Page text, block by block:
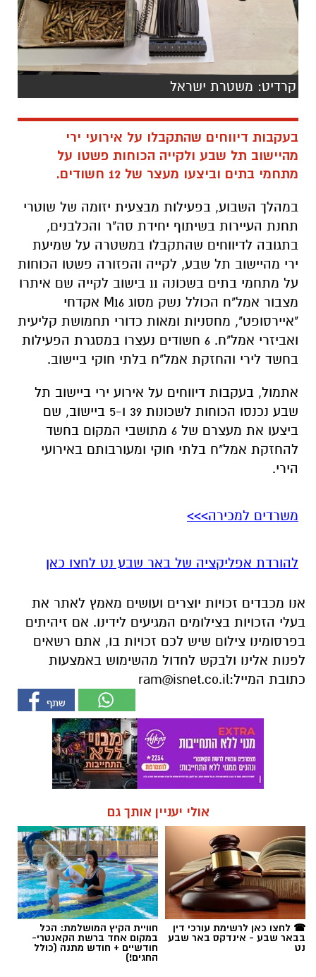
קרדיט: משטרת ישראל
בעקבות דיווחים שהתקבלו על אירועי ירי
מהיישוב תל שבע ולקייה הכוחות פשטו על
מתחמי בתים וביצעו מעצר של 12 חשודים.
במהלך השבוע, בפעילות מבצעית יזומה של שוטרי
תחנת העיירות בשיתוף יחידת סה"ר והכלבנים,
בתגובה לדיווחים שהתקבלו במשטרה על שמיעת
על מתחמי בתים בשכונה 11 בישוב לקייה שם איתרו
מצבור אמל"ח הכולל נשק מסוג M16 אקדחי
"איירסופט", מחסניות ומאות כדורי תחמושת קליעית
ואביזרי אמל"ח. 6 חשודים נעצרו במסגרת הפעילות
בחשד לירי והחזקת אמל"ח בלתי חוקי ביישוב.
אתמול, בעקבות דיווחים על אירוע ירי ביישוב תל
שבע נכנסו הכוחות לשכונות 39 ו-5 ביישוב, שם
ביצעו את מעצרם של 6 מתושבי המקום בחשד
הירי.
משרדים למכירה>>>
בפרסומינו צילום שיש לכם זכויות בו, אתם רשאים
כתובת המייל:ram@isnet.co.il
אולי יעניין אותך גם
☎ לחצו כאן לרשימת עורכי דין
בבאר שבע - אינדקס באר שבע
נט
חוויית הקיץ המושלמת: הכל
במקום אחד ברשת הקאנטרי-
חודשיים + חודש מתנה (כולל
החגים!)
חדשות
הכלבה איקרה הריחה: 1.6 ק"ג קריסטל